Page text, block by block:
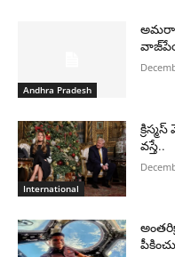
Andhra Pradesh
International
వస్తే..